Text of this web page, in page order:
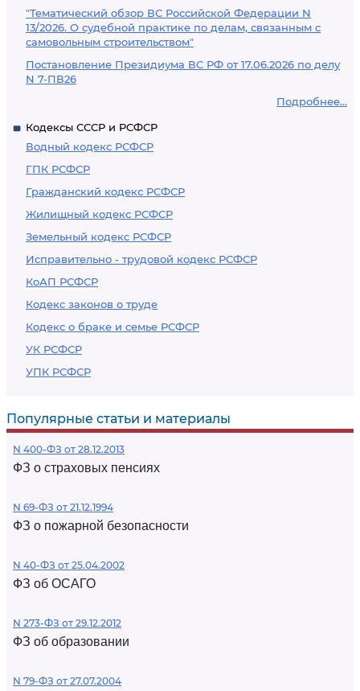
"Тематический обзор ВС Российской Федерации N
13/2026. О судебной практике по делам, связанным с
самовольным строительством"
Постановление Президиума ВС РФ от 17.06.2026 по делу
N 7-ПВ26
Подробнее...
Кодексы СССР и РСФСР
Водный кодекс РСФСР
ГПК РСФСР
Гражданский кодекс РСФСР
Жилищный кодекс РСФСР
Земельный кодекс РСФСР
Исправительно - трудовой кодекс РСФСР
КоАП РСФСР
Кодекс законов о труде
Кодекс о браке и семье РСФСР
УК РСФСР
УПК РСФСР
Популярные статьи и материалы
N 400-ФЗ от 28.12.2013
ФЗ о страховых пенсиях
N 69-ФЗ от 21.12.1994
ФЗ о пожарной безопасности
N 40-ФЗ от 25.04.2002
ФЗ об ОСАГО
N 273-ФЗ от 29.12.2012
ФЗ об образовании
N 79-ФЗ от 27.07.2004